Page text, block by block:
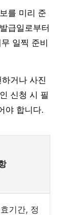
를 미리 준
급일로부터
일찍 준비
거나 사진
신청 시 필
야 합니다.
기간, 정